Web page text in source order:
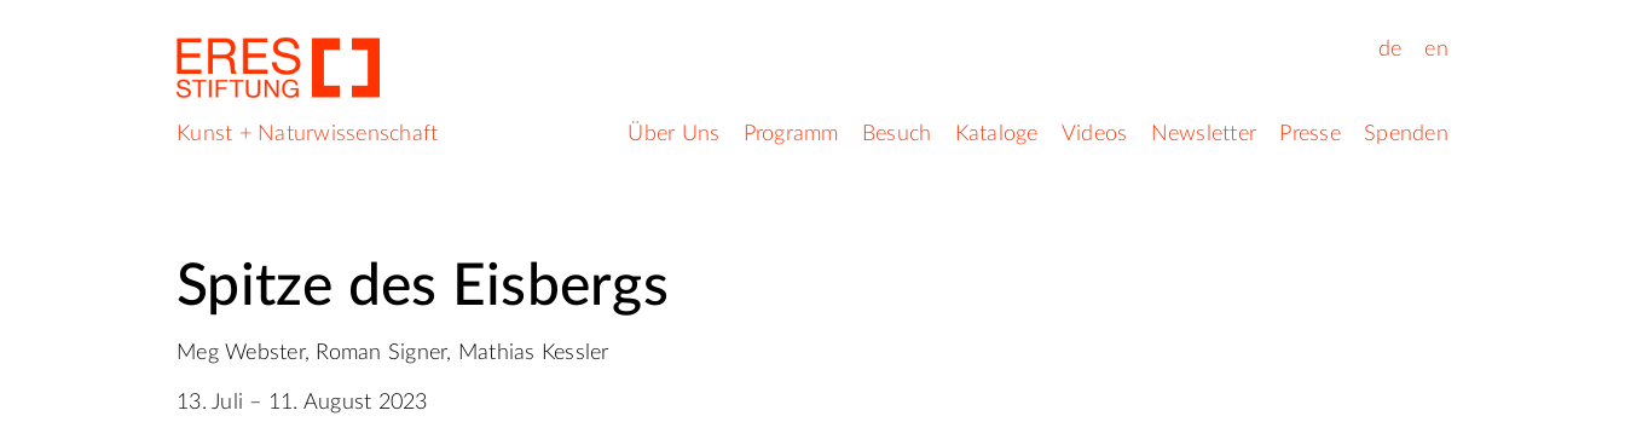
de en
Kunst + Naturwissenschaft Über Uns Programm Besuch Kataloge Videos Newsletter Presse Spenden
Spitze des Eisbergs
Meg Webster, Roman Signer, Mathias Kessler
13. Juli – 11. August 2023